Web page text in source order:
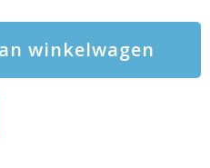
winkelwagen